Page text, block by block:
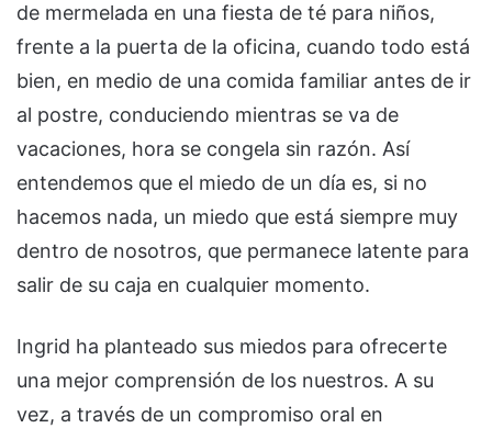
de mermelada en una fiesta de té para niños,
frente a la puerta de la oficina, cuando todo está
bien, en medio de una comida familiar antes de ir
al postre, conduciendo mientras se va de
vacaciones, hora se congela sin razón. Así
entendemos que el miedo de un día es, si no
hacemos nada, un miedo que está siempre muy
dentro de nosotros, que permanece latente para
salir de su caja en cualquier momento.
Ingrid ha planteado sus miedos para ofrecerte
una mejor comprensión de los nuestros. A su
vez, a través de un compromiso oral en